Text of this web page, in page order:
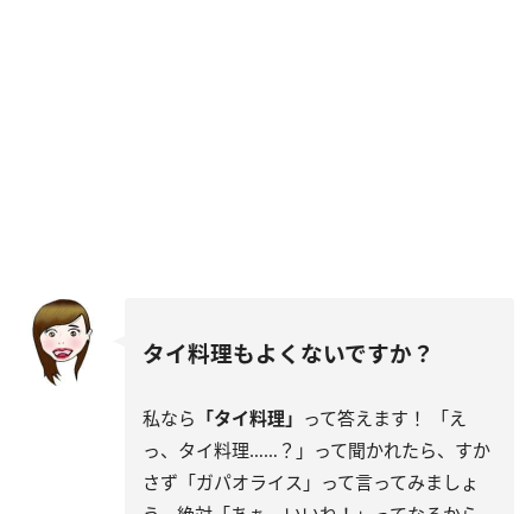
タイ料理もよくないですか？
私なら 「タイ料理」 って答えます！ 「え
っ、タイ料理……？」って聞かれたら、すか
さず「ガパオライス」って言ってみましょ